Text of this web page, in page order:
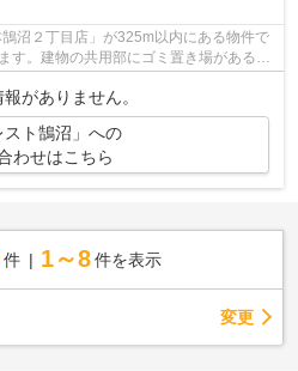
沼２丁目店」が325m以内にある物件で
す。建物の共用部にゴミ置き場があるの
のト...
がありません。
スト鵠沼」への
わせはこちら
件 1～8 件を表示
変更